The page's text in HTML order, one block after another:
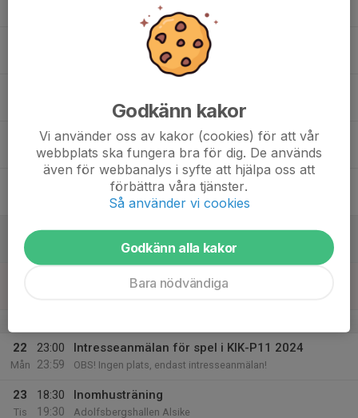
Inomhusträning
Adolfsbergshallen Alsike
Lör
Inomhusträning
22
Mån
23:00
23:59
Intresseanmälan för spel i KIK-P11 2024
OBS! Ingen plats, endast intresseanmälan!
23
Tis
18:30
19:30
Inomhusträning
Adolfsbergshallen Alsike
Godkänn kakor
Vi använder oss av kakor (cookies) för att vår
webbplats ska fungera bra för dig. De används
även för webbanalys i syfte att hjälpa oss att
förbättra våra tjänster.
Så använder vi cookies
Godkänn alla kakor
Bara nödvändiga